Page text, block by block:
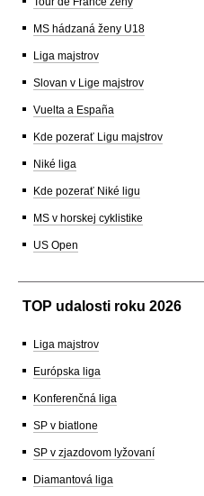
MS hádzaná ženy U18
Liga majstrov
Slovan v Lige majstrov
Vuelta a España
Kde pozerať Ligu majstrov
Niké liga
Kde pozerať Niké ligu
MS v horskej cyklistike
US Open
TOP udalosti roku 2026
Liga majstrov
Európska liga
Konferenčná liga
SP v biatlone
SP v zjazdovom lyžovaní
Diamantová liga